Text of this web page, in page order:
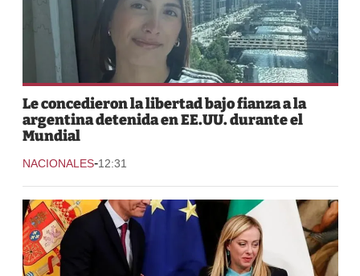
Le concedieron la libertad bajo fianza a la
argentina detenida en EE.UU. durante el
Mundial
NACIONALES-12:31